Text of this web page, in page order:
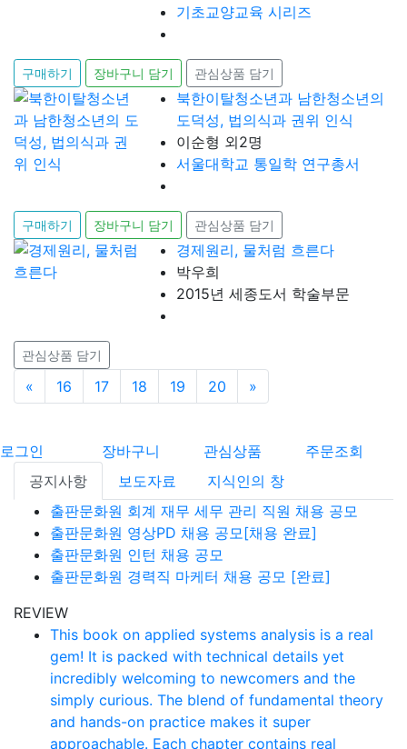
기초교양교육 시리즈
구매하기 장바구니 담기 관심상품 담기
북한이탈청소년과 남한청소년의
도덕성, 법의식과 권위 인식
이순형 외2명
서울대학교 통일학 연구총서
구매하기 장바구니 담기 관심상품 담기
경제원리, 물처럼 흐른다
박우희
2015년 세종도서 학술부문
관심상품 담기
« 이전16 17 18 19 20 »
로그인 장바구니 관심상품
주문조회
공지사항
보도자료
지식인의 창
출판문화원 회계 재무 세무 관리 직원 채용 공모
출판문화원 영상PD 채용 공모[채용 완료]
출판문화원 인턴 채용 공모
출판문화원 경력직 마케터 채용 공모 [완료]
REVIEW
This book on applied systems analysis is a real
gem! It is packed with technical details yet
incredibly welcoming to newcomers and the
simply curious. The blend of fundamental theory
and hands-on practice makes it super
approachable. Each chapter contains real